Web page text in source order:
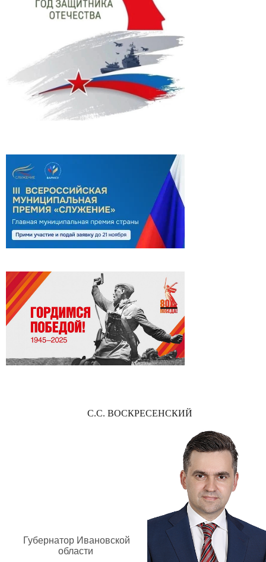
С.С. ВОСКРЕСЕНСКИЙ
Губернатор Ивановской
области